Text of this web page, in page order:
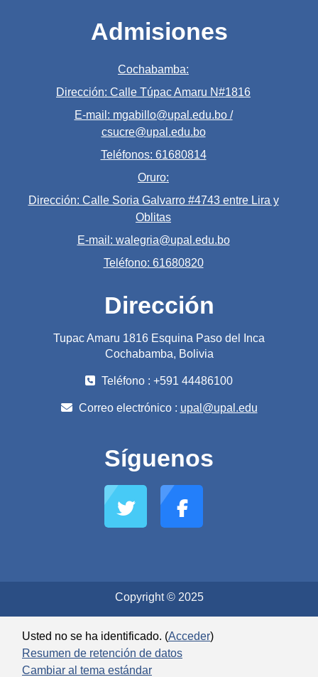
Admisiones
Cochabamba:
Dirección: Calle Túpac Amaru N#1816
E-mail: mgabillo@upal.edu.bo /
csucre@upal.edu.bo
Teléfonos: 61680814
Oruro:
Dirección: Calle Soria Galvarro #4743 entre Lira y
Oblitas
E-mail: walegria@upal.edu.bo
Teléfono: 61680820
Dirección
Tupac Amaru 1816 Esquina Paso del Inca
Cochabamba, Bolivia
Teléfono : +591 44486100
Correo electrónico : upal@upal.edu
Síguenos
Copyright © 2025
Usted no se ha identificado. (Acceder)
Resumen de retención de datos
Cambiar al tema estándar